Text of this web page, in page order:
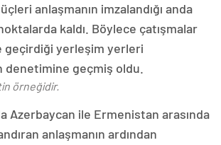
anlaşmanın imzalandığı anda
kaldı. Böylece çatışmalar
geçirdiği yerleşim yerleri
denetimine geçmiş oldu.
örneğidir.
Azerbaycan ile Ermenistan arasında
anlaşmanın ardından